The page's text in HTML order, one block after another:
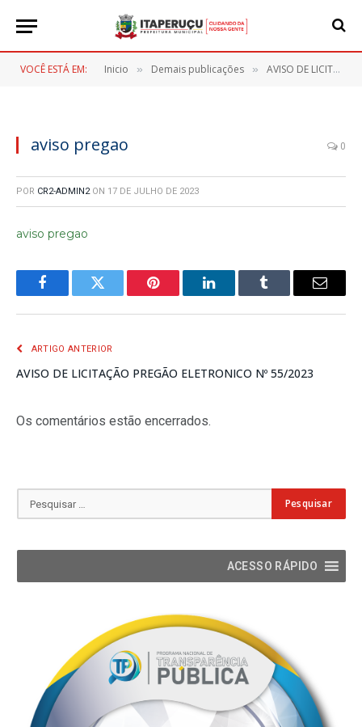
VOCÊ ESTÁ EM: Inicio » Demais publicações » AVISO DE LICITAÇÃO PREGÃO ELETRONICO Nº 55/2023
aviso pregao 0
POR CR2-ADMIN2 ON 17 DE JULHO DE 2023
aviso pregao
FacebookTwitter Pinterest LinkedInTumblr
E-
ARTIGO ANTERIOR
AVISO DE LICITAÇÃO PREGÃO ELETRONICO Nº 55/2023
Os comentários estão encerrados.
ACESSO RÁPIDO